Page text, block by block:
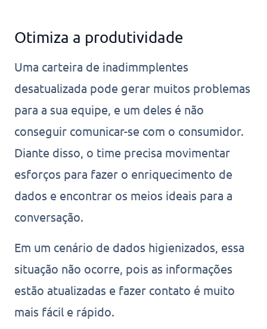
Otimiza a produtividade
Uma carteira de inadimmplentes
desatualizada pode gerar muitos problemas
para a sua equipe, e um deles é não
conseguir comunicar-se com o consumidor.
Diante disso, o time precisa movimentar
esforços para fazer o enriquecimento de
dados e encontrar os meios ideais para a
conversação.
Em um cenário de dados higienizados, essa
situação não ocorre, pois as informações
estão atualizadas e fazer contato é muito
mais fácil e rápido.